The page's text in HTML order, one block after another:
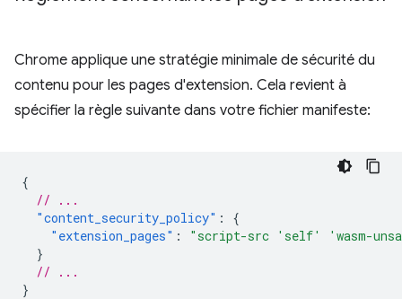
Chrome applique une stratégie minimale de sécurité du
contenu pour les pages d'extension. Cela revient à
spécifier la règle suivante dans votre fichier manifeste:
{
// ...
"content_security_policy" :
{
"extension_pages" :
"script-src 'self' 'wasm-
}
// ...
}